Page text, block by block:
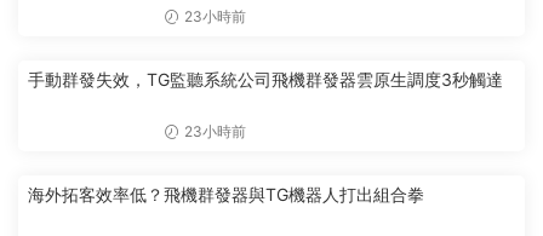
23小時前
手動群發失效，TG監聽系統公司飛機群發器雲原生調度3秒觸達
23小時前
海外拓客效率低？飛機群發器與TG機器人打出組合拳